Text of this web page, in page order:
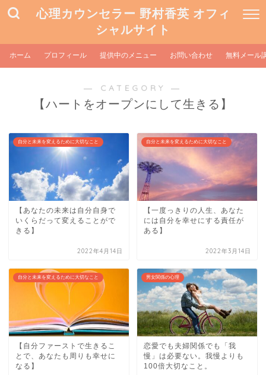
心理カウンセラー 野村香英 オフィ
シャルサイト
ホーム プロフィール 提供中のメニュー お問い合わせ 無料メール
― CATEGORY ―
【ハートをオープンにして生きる】
自分と未来を変えるために大切なこと
【あなたの未来は自分自身で
いくらだって変えることがで
きる】
2022年4月14日
自分と未来を変えるために大切なこと
【一度っきりの人生、あなた
には自分を幸せにする責任が
ある】
2022年3月14日
自分と未来を変えるために大切なこと
【自分ファーストで生きるこ
とで、あなたも周りも幸せに
なる】
男女関係の心理
恋愛でも夫婦関係でも「我
慢」は必要ない。我慢よりも
100倍大切なこと。